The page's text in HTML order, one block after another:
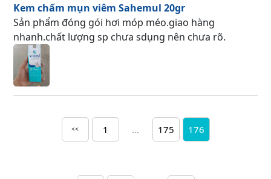
Kem chấm mụn viêm Sahemul 20gr
Sản phẩm đóng gói hơi móp méo.giao hàng
nhanh.chất lượng sp chưa sdụng nên chưa rõ.
<< 1 ... 175 176